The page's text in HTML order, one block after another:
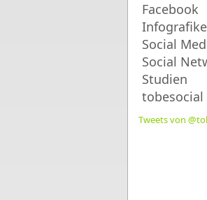
Facebook
Social
Social
Studien
tobesocial
Tweets von